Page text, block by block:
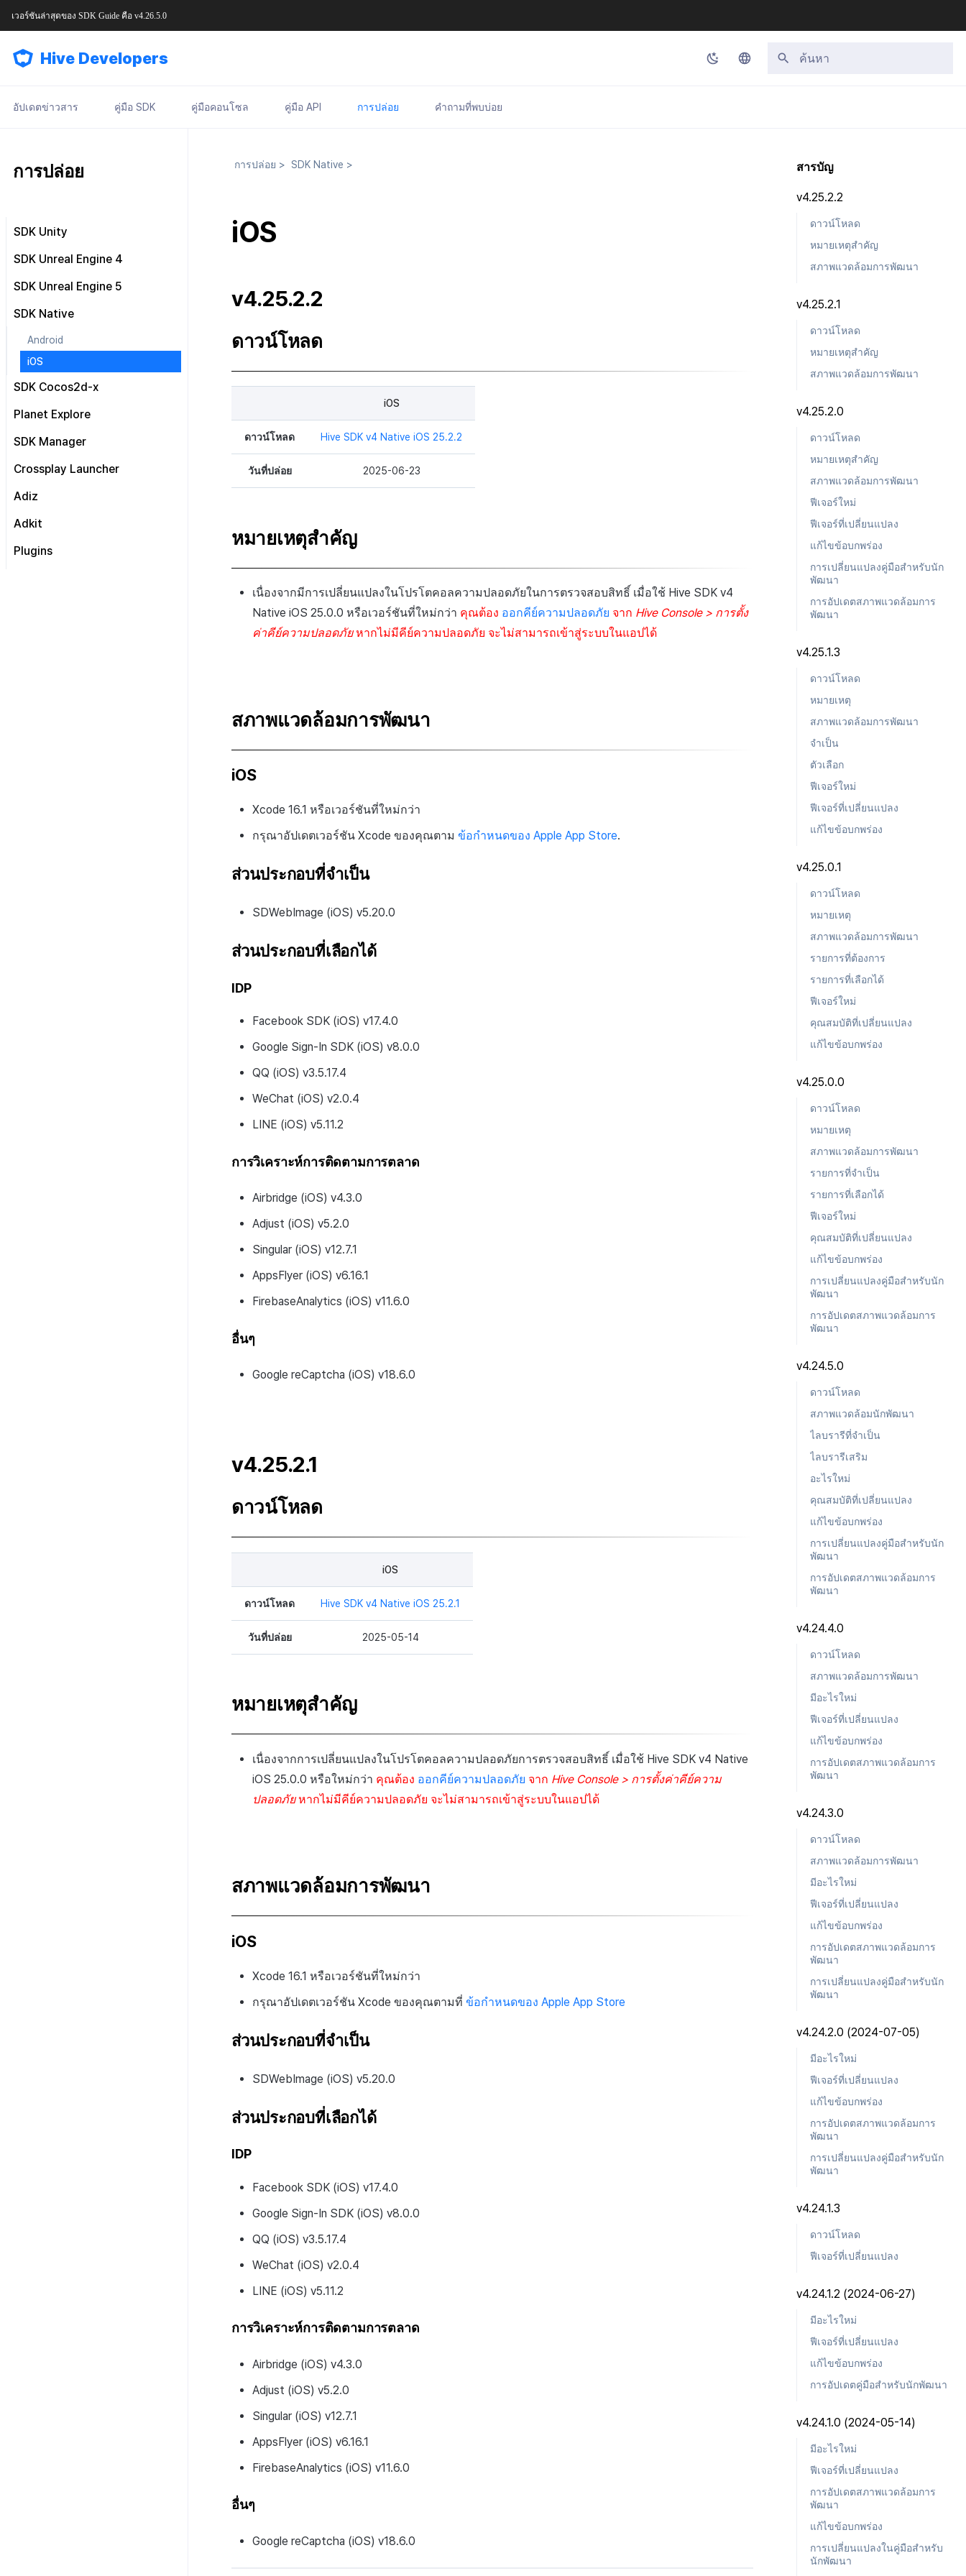
เวอร์ชันล่าสุดของ SDK Guide คือ v4.26.5.0
Hive Developers
อัปเดตข่าวสาร คู่มือ SDK คู่มือคอนโซล คู่มือ API การปล่อย คำถามที่พบบ่อย
การปล่อย
SDK Unity
Android & iOS
SDK Unreal Engine 4
Android & iOS
SDK Unreal Engine 5
Android & iOS
SDK Native
Android
iOS
SDK Cocos2d-x
Android & iOS
Planet Explore
SDK Manager
Crossplay Launcher
อัปโหลดเดอร์ & เครื่องมือแพตช์
สำหรับ Google Play Games
Adiz
Adkit
AD(X)
Plugins
สารบัญ
v4.25.2.2
ดาวน์โหลด
หมายเหตุสำคัญ
สภาพแวดล้อมการพัฒนา
v4.25.2.1
ดาวน์โหลด
หมายเหตุสำคัญ
สภาพแวดล้อมการพัฒนา
v4.25.2.0
ดาวน์โหลด
หมายเหตุสำคัญ
สภาพแวดล้อมการพัฒนา
ฟีเจอร์ใหม่
ฟีเจอร์ที่เปลี่ยนแปลง
แก้ไขข้อบกพร่อง
การเปลี่ยนแปลงคู่มือสำหรับนัก
พัฒนา
การอัปเดตสภาพแวดล้อมการ
พัฒนา
v4.25.1.3
ดาวน์โหลด
หมายเหตุ
สภาพแวดล้อมการพัฒนา
จำเป็น
ตัวเลือก
ฟีเจอร์ใหม่
ฟีเจอร์ที่เปลี่ยนแปลง
แก้ไขข้อบกพร่อง
v4.25.0.1
ดาวน์โหลด
หมายเหตุ
สภาพแวดล้อมการพัฒนา
รายการที่ต้องการ
รายการที่เลือกได้
ฟีเจอร์ใหม่
คุณสมบัติที่เปลี่ยนแปลง
แก้ไขข้อบกพร่อง
v4.25.0.0
ดาวน์โหลด
หมายเหตุ
สภาพแวดล้อมการพัฒนา
รายการที่จำเป็น
รายการที่เลือกได้
ฟีเจอร์ใหม่
คุณสมบัติที่เปลี่ยนแปลง
แก้ไขข้อบกพร่อง
การเปลี่ยนแปลงคู่มือสำหรับนัก
พัฒนา
การอัปเดตสภาพแวดล้อมการ
พัฒนา
v4.24.5.0
ดาวน์โหลด
สภาพแวดล้อมนักพัฒนา
ไลบรารีที่จำเป็น
ไลบรารีเสริม
อะไรใหม่
คุณสมบัติที่เปลี่ยนแปลง
แก้ไขข้อบกพร่อง
การเปลี่ยนแปลงคู่มือสำหรับนัก
พัฒนา
การอัปเดตสภาพแวดล้อมการ
พัฒนา
v4.24.4.0
ดาวน์โหลด
สภาพแวดล้อมการพัฒนา
มีอะไรใหม่
ฟีเจอร์ที่เปลี่ยนแปลง
แก้ไขข้อบกพร่อง
การอัปเดตสภาพแวดล้อมการ
พัฒนา
v4.24.3.0
ดาวน์โหลด
สภาพแวดล้อมการพัฒนา
มีอะไรใหม่
ฟีเจอร์ที่เปลี่ยนแปลง
แก้ไขข้อบกพร่อง
การอัปเดตสภาพแวดล้อมการ
พัฒนา
การเปลี่ยนแปลงคู่มือสำหรับนัก
พัฒนา
v4.24.2.0 (2024-07-05)
มีอะไรใหม่
ฟีเจอร์ที่เปลี่ยนแปลง
แก้ไขข้อบกพร่อง
การอัปเดตสภาพแวดล้อมการ
พัฒนา
การเปลี่ยนแปลงคู่มือสำหรับนัก
พัฒนา
v4.24.1.3
ดาวน์โหลด
ฟีเจอร์ที่เปลี่ยนแปลง
v4.24.1.2 (2024-06-27)
มีอะไรใหม่
ฟีเจอร์ที่เปลี่ยนแปลง
แก้ไขข้อบกพร่อง
การอัปเดตคู่มือสำหรับนักพัฒนา
v4.24.1.0 (2024-05-14)
มีอะไรใหม่
ฟีเจอร์ที่เปลี่ยนแปลง
การอัปเดตสภาพแวดล้อมการ
พัฒนา
แก้ไขข้อบกพร่อง
การเปลี่ยนแปลงในคู่มือสำหรับ
นักพัฒนา
การปล่อย > SDK Native >
iOS
v4.25.2.2
ดาวน์โหลด
iOS
ดาวน์โหลด Hive SDK v4 Native iOS 25.2.2
วันที่ปล่อย 2025-06-23
หมายเหตุสำคัญ
เนื่องจากมีการเปลี่ยนแปลงในโปรโตคอลความปลอดภัยในการตรวจสอบสิทธิ์ เมื่อใช้ Hive SDK v4
Native iOS 25.0.0 หรือเวอร์ชันที่ใหม่กว่า คุณต้อง ออกคีย์ความปลอดภัย จาก Hive Console > การตั้ง
ค่าคีย์ความปลอดภัยหากไม่มีคีย์ความปลอดภัย จะไม่สามารถเข้าสู่ระบบในแอปได้
สภาพแวดล้อมการพัฒนา
iOS
Xcode 16.1 หรือเวอร์ชันที่ใหม่กว่า
กรุณาอัปเดตเวอร์ชัน Xcode ของคุณตาม ข้อกำหนดของ Apple App Store.
ส่วนประกอบที่จำเป็น
SDWebImage (iOS) v5.20.0
ส่วนประกอบที่เลือกได้
IDP
Facebook SDK (iOS) v17.4.0
Google Sign-In SDK (iOS) v8.0.0
QQ (iOS) v3.5.17.4
WeChat (iOS) v2.0.4
LINE (iOS) v5.11.2
การวิเคราะห์การติดตามการตลาด
Airbridge (iOS) v4.3.0
Adjust (iOS) v5.2.0
Singular (iOS) v12.7.1
AppsFlyer (iOS) v6.16.1
FirebaseAnalytics (iOS) v11.6.0
อื่นๆ
Google reCaptcha (iOS) v18.6.0
v4.25.2.1
ดาวน์โหลด
iOS
ดาวน์โหลด Hive SDK v4 Native iOS 25.2.1
วันที่ปล่อย 2025-05-14
หมายเหตุสำคัญ
เนื่องจากการเปลี่ยนแปลงในโปรโตคอลความปลอดภัยการตรวจสอบสิทธิ์ เมื่อใช้ Hive SDK v4 Native
iOS 25.0.0 หรือใหม่กว่า คุณต้อง ออกคีย์ความปลอดภัย จาก Hive Console > การตั้งค่าคีย์ความ
ปลอดภัยหากไม่มีคีย์ความปลอดภัย จะไม่สามารถเข้าสู่ระบบในแอปได้
สภาพแวดล้อมการพัฒนา
iOS
Xcode 16.1 หรือเวอร์ชันที่ใหม่กว่า
กรุณาอัปเดตเวอร์ชัน Xcode ของคุณตามที่ ข้อกำหนดของ Apple App Store
ส่วนประกอบที่จำเป็น
SDWebImage (iOS) v5.20.0
ส่วนประกอบที่เลือกได้
IDP
Facebook SDK (iOS) v17.4.0
Google Sign-In SDK (iOS) v8.0.0
QQ (iOS) v3.5.17.4
WeChat (iOS) v2.0.4
LINE (iOS) v5.11.2
การวิเคราะห์การติดตามการตลาด
Airbridge (iOS) v4.3.0
Adjust (iOS) v5.2.0
Singular (iOS) v12.7.1
AppsFlyer (iOS) v6.16.1
FirebaseAnalytics (iOS) v11.6.0
อื่นๆ
Google reCaptcha (iOS) v18.6.0